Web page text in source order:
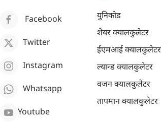
Facebook
Twitter
Instagram
Whatsapp
Youtube
युनिकोड
शेयर क्यालकुलेटर
ईएमआई क्यालकुलेटर
ल्यान्ड क्यालकुलेटर
वजन क्यालकुलेटर
तापमान क्यालकुलेटर